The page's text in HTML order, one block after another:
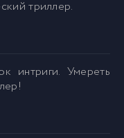
триллер.
интриги. Умереть